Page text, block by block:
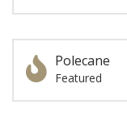
Polecane
Featured